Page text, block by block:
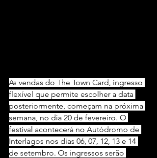
As vendas do The Town Card, ingresso
flexível que permite escolher a data
posteriormente, começam na próxima
semana, no dia 20 de fevereiro. O
festival acontecerá no Autódromo de
Interlagos nos dias 06, 07, 12, 13 e 14
de setembro. Os ingressos serão